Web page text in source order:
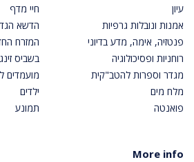
עיון
אמנות ונובלות גרפיות
פנטזיה, אימה, מדע בדיוני
רוחניות ופסיכולוגיה
מגדר וספרות להטב"קית
מלח מים
פואנטה
חיי מדף
הדשא
המזרח
בשביס
מועמדים
ילדים
תמונע
More info